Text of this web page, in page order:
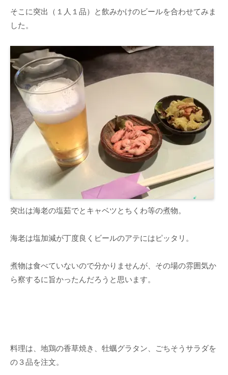
そこに突出（１人１品）と飲みかけのビールを合わせてみま
した。
突出は海老の塩茹でとキャベツとちくわ等の煮物。
海老は塩加減が丁度良くビールのアテにはピッタリ。
煮物は食べていないので分かりませんが、その場の雰囲気か
ら察するに旨かったんだろうと思います。
料理は、地鶏の香草焼き、牡蠣グラタン、ごちそうサラダを
の３品を注文。